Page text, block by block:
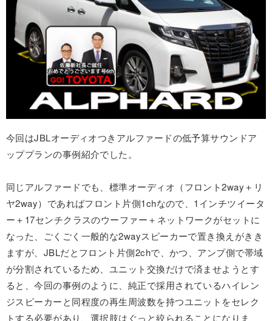
今回はJBLオーディオつきアルファードの低予算サウンドア
ッププランの事例紹介でした。
同じアルファードでも、標準オーディオ（フロント2way＋リ
ヤ2way）であればフロント片側1chなので、1インチツイータ
ー＋17センチクラスのウーファー＋ネットワークがセットに
なった、ごくごく一般的な2wayスピーカーで置き換えがきき
ますが、JBLだとフロント片側2chで、かつ、アンプ側で帯域
が分割されているため、ユニット交換だけで済ませようとす
ると、今回の事例のように、純正で採用されているハイレン
ジスピーカーと同程度の再生周波数を持つユニットをセレク
トする必要があり、選択肢はぐっと絞られることになりま